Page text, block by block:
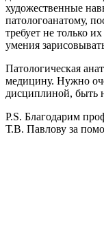
художественные
патологоанатому,
требует не только
умения
Патологическая
медицину. Нужно
дисциплиной, быть
P.S. Благодарим
Т.В. Павлову за